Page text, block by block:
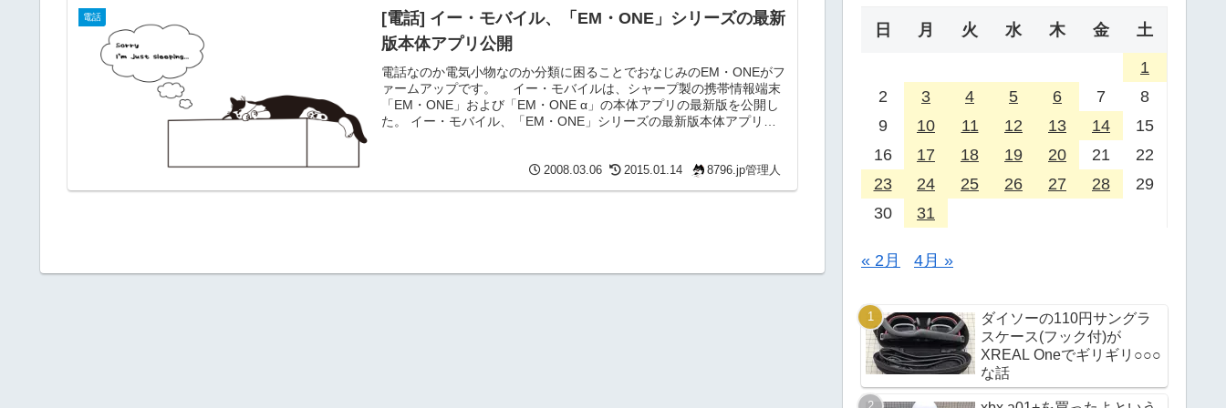
電話
[電話] イー・モバイル、「EM・ONE」シリーズの最新
版本体アプリ公開
電話なのか電気小物なのか分類に困ることでおなじみのEM・ONEがフ
ァームアップです。 イー・モバイルは、シャープ製の携帯情報端末
「EM・ONE」および「EM・ONE α」の本体アプリの最新版を公開し
た。 イー・モバイル、「EM・ONE」シリーズの最新版本体アプリ公
持って接していただきたい… 3月になったのにまだ絵文字対応しない
2008.03.06 2015.01.14 8796.jp管理人
日 月 火 水 木 金 土
1
2
3 4 5 6 7
8
9
10 11 12 13 14
15
16
17 18 19 20 21
22
23
24 25 26 27 28
29
30
31
« 2月 4月 »
ダイソーの110円サングラ
スケース(フック付)が
XREAL Oneでギリギリ○○○
な話